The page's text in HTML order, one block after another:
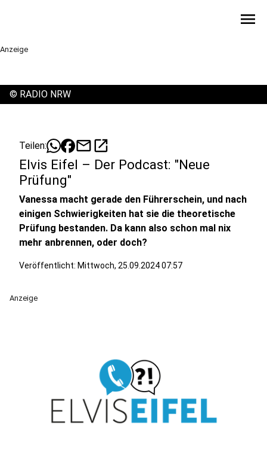
menu
Anzeige
© RADIO NRW
Teilen: mailopen_in_new
Elvis Eifel – Der Podcast: "Neue
Prüfung"
Vanessa macht gerade den Führerschein, und nach
einigen Schwierigkeiten hat sie die theoretische
Prüfung bestanden. Da kann also schon mal nix
mehr anbrennen, oder doch?
Veröffentlicht: Mittwoch, 25.09.2024 07:57
Anzeige